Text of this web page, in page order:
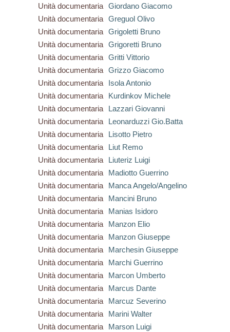
Unità documentaria Giordano Giacomo
Unità documentaria Greguol Olivo
Unità documentaria Grigoletti Bruno
Unità documentaria Grigoretti Bruno
Unità documentaria Gritti Vittorio
Unità documentaria Grizzo Giacomo
Unità documentaria
Isola Antonio
Unità documentaria
Kurdinkov Michele
Unità documentaria
Lazzari Giovanni
Unità documentaria
Leonarduzzi Gio.Batta
Unità documentaria
Lisotto Pietro
Unità documentaria
Liut Remo
Unità documentaria
Liuteriz Luigi
Unità documentaria
Madiotto Guerrino
Unità documentaria
Manca Angelo/Angelino
Unità documentaria
Mancini Bruno
Unità documentaria
Manias Isidoro
Unità documentaria
Manzon Elio
Unità documentaria
Manzon Giuseppe
Unità documentaria
Marchesin Giuseppe
Unità documentaria
Marchi Guerrino
Unità documentaria
Marcon Umberto
Unità documentaria
Marcus Dante
Unità documentaria
Marcuz Severino
Unità documentaria
Marini Walter
Unità documentaria
Marson Luigi